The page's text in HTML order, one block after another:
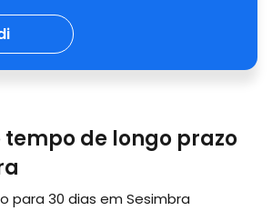
tempo de longo prazo
para 30 dias em Sesimbra